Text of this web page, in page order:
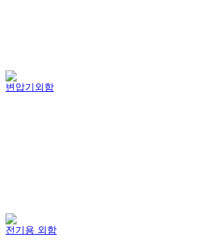
변압기외함
전기용 외함